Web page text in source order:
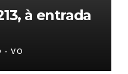
à entrada
- VO